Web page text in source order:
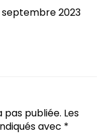
septembre 2023
publiée. Les
avec *